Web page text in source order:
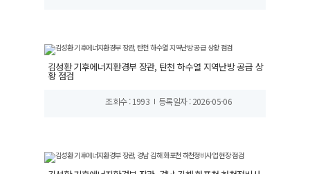
김성환 기후에너지환경부 장관, 탄천 하수열 지역난방 공급 상
황 점검
조회수 : 1993 등록일자 : 2026-05-06